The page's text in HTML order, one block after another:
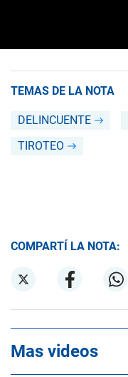
TEMAS DE LA NOTA
DELINCUENTE
TIROTEO
COMPARTÍ LA NOTA:
Mas videos